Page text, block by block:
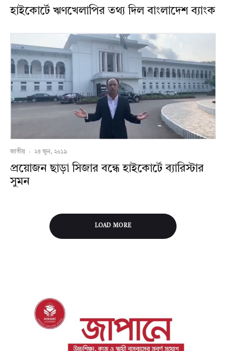
হাইকোর্টে ঋণখেলাপির তথ্য দিল বাংলাদেশ ব্যাংক
জাতীয় · ২৫ জুন, ২০১৯
প্রয়োজন ছাড়া সিজার বন্ধে হাইকোর্টে ব্যারিস্টার
সুমন
LOAD MORE